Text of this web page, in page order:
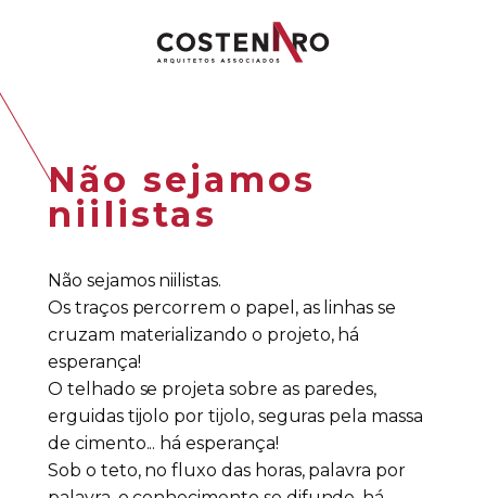
Não sejamos
niilistas
Não sejamos niilistas.
Os traços percorrem o papel, as linhas se
cruzam materializando o projeto, há
esperança!
O telhado se projeta sobre as paredes,
erguidas tijolo por tijolo, seguras pela massa
de cimento... há esperança!
Sob o teto, no fluxo das horas, palavra por